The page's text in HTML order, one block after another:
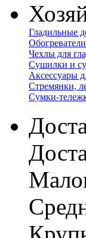
Гладильные
Обогреватели
Чехлы для
Сушилки и
Аксессуары
Стремянки,
Сумки-